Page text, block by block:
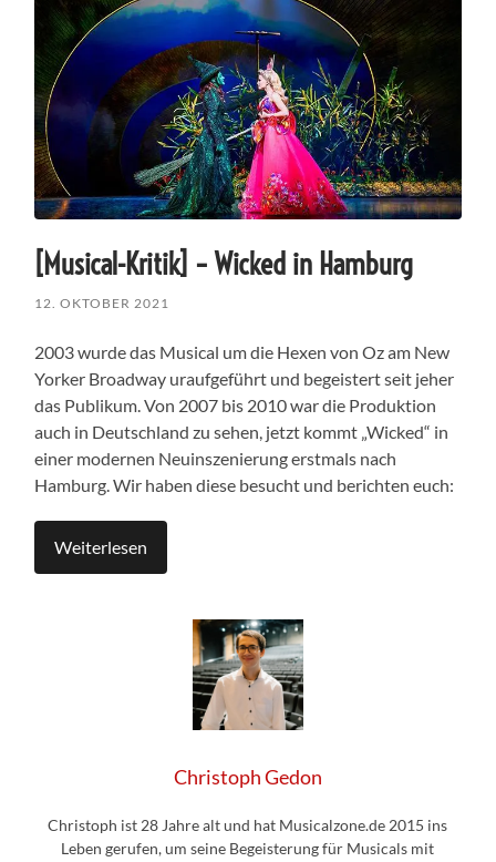
[Musical-Kritik] – Wicked in Hamburg
12. OKTOBER 2021
2003 wurde das Musical um die Hexen von Oz am New
Yorker Broadway uraufgeführt und begeistert seit jeher
das Publikum. Von 2007 bis 2010 war die Produktion
auch in Deutschland zu sehen, jetzt kommt „Wicked“ in
einer modernen Neuinszenierung erstmals nach
Hamburg. Wir haben diese besucht und berichten euch:
Weiterlesen
Christoph Gedon
Christoph ist 28 Jahre alt und hat Musicalzone.de 2015 ins
Leben gerufen, um seine Begeisterung für Musicals mit